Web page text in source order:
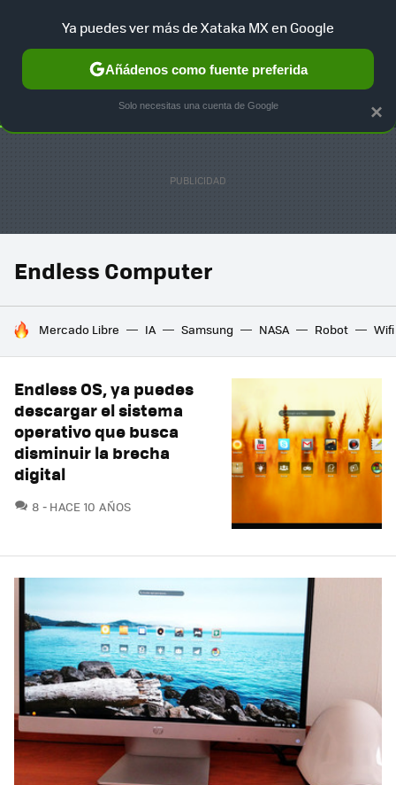
SELECCIÓN GAMING HOME AUTO TERRITORIO
Endless Computer
HOY SE HABLA DE
Mercado Libre IA Samsung NASA Robot Wifi
Endless OS, ya puedes
descargar el sistema
operativo que busca
disminuir la brecha
digital
8 COMENTARIOS
HACE 10 AÑOS
×
Ya puedes ver más de Xataka MX en Google
Añádenos como fuente preferida
Solo necesitas una cuenta de Google